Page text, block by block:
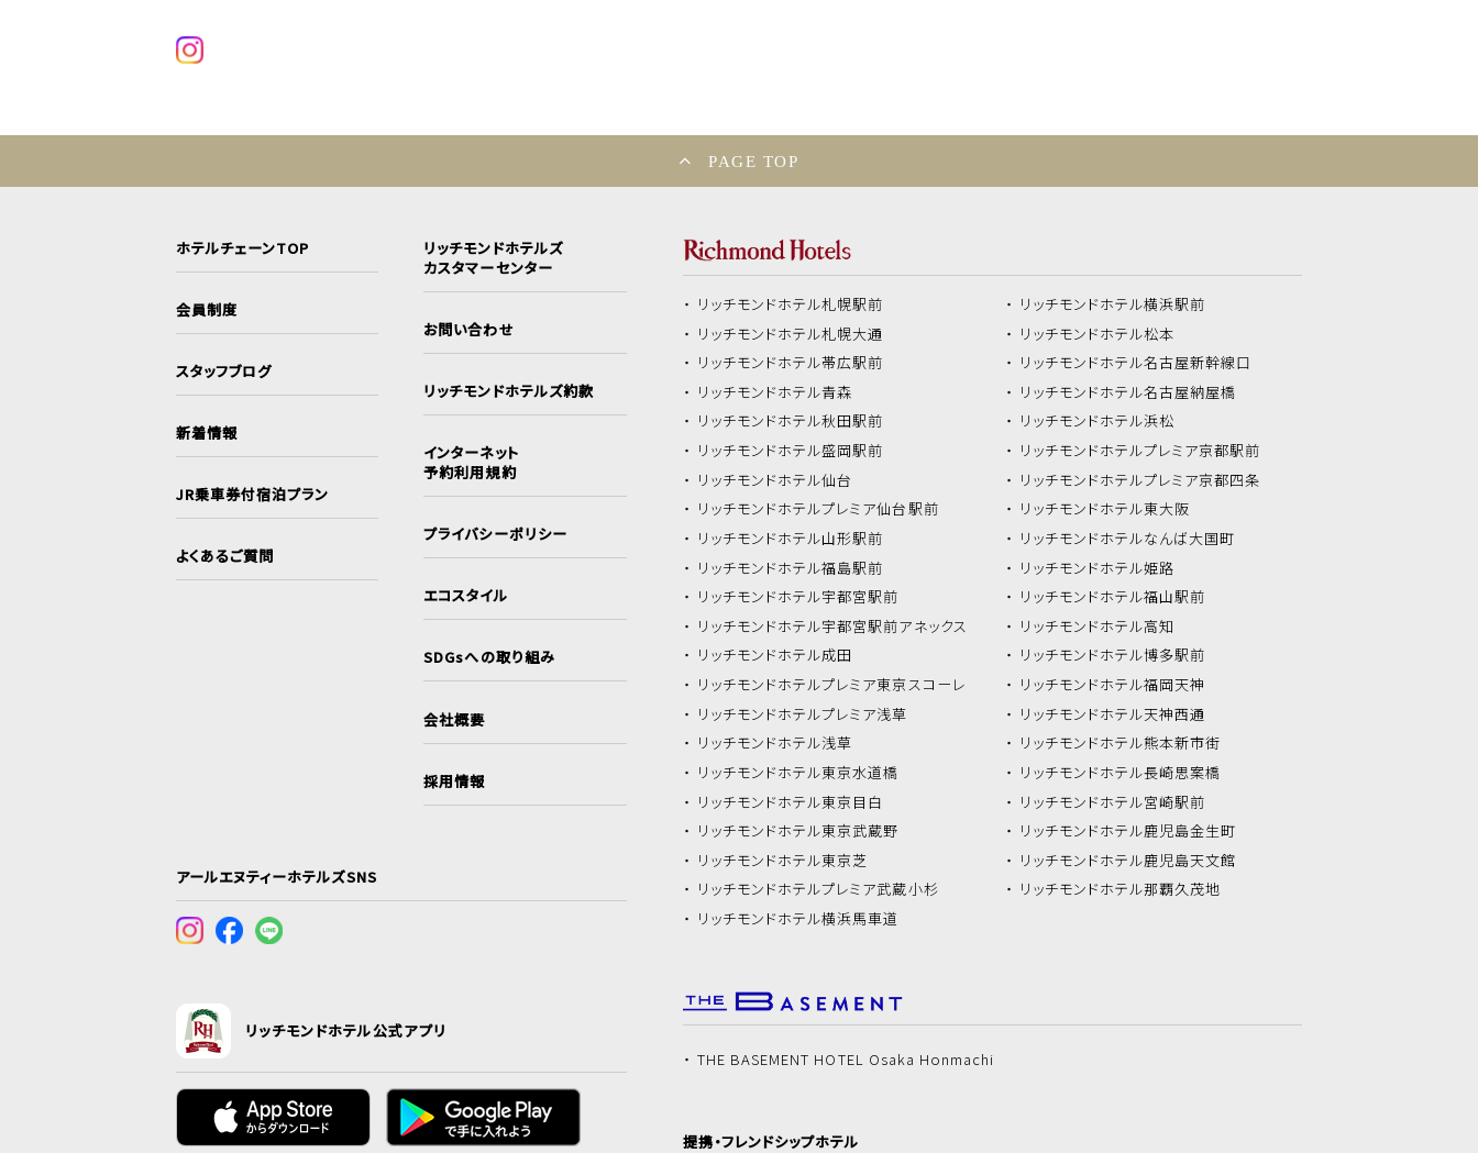
PAGE TOP
ホテルチェーンTOP
会員制度
スタッフブログ
新着情報
JR乗車券付宿泊プラン
よくあるご質問
リッチモンドホテルズ
カスタマーセンター
お問い合わせ
リッチモンドホテルズ約款
インターネット
予約利用規約
プライバシーポリシー
エコスタイル
SDGsへの取り組み
会社概要
採用情報
アールエヌティーホテルズSNS
リッチモンドホテル公式アプリ
リッチモンドホテル札幌駅前
リッチモンドホテル札幌大通
リッチモンドホテル帯広駅前
リッチモンドホテル青森
リッチモンドホテル秋田駅前
リッチモンドホテル盛岡駅前
リッチモンドホテル仙台
リッチモンドホテルプレミア仙台駅前
リッチモンドホテル山形駅前
リッチモンドホテル福島駅前
リッチモンドホテル宇都宮駅前
リッチモンドホテル宇都宮駅前アネックス
リッチモンドホテル成田
リッチモンドホテルプレミア東京スコーレ
リッチモンドホテルプレミア浅草
リッチモンドホテル浅草
リッチモンドホテル東京水道橋
リッチモンドホテル東京目白
リッチモンドホテル東京武蔵野
リッチモンドホテル東京芝
リッチモンドホテルプレミア武蔵小杉
リッチモンドホテル横浜馬車道
リッチモンドホテル横浜駅前
リッチモンドホテル松本
リッチモンドホテル名古屋新幹線口
リッチモンドホテル名古屋納屋橋
リッチモンドホテル浜松
リッチモンドホテルプレミア京都駅前
リッチモンドホテルプレミア京都四条
リッチモンドホテル東大阪
リッチモンドホテルなんば大国町
リッチモンドホテル姫路
リッチモンドホテル福山駅前
リッチモンドホテル高知
リッチモンドホテル博多駅前
リッチモンドホテル福岡天神
リッチモンドホテル天神西通
リッチモンドホテル熊本新市街
リッチモンドホテル長崎思案橋
リッチモンドホテル宮崎駅前
リッチモンドホテル鹿児島金生町
リッチモンドホテル鹿児島天文館
リッチモンドホテル那覇久茂地
THE BASEMENT HOTEL Osaka Honmachi
提携・フレンドシップホテル